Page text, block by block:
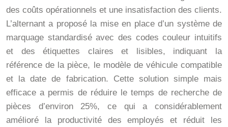
des coûts opérationnels et une insatisfaction des clients.
L’alternant a proposé la mise en place d’un système de
marquage standardisé avec des codes couleur intuitifs
et des étiquettes claires et lisibles, indiquant la
référence de la pièce, le modèle de véhicule compatible
et la date de fabrication. Cette solution simple mais
efficace a permis de réduire le temps de recherche de
pièces d’environ 25%, ce qui a considérablement
amélioré la productivité des employés et réduit les